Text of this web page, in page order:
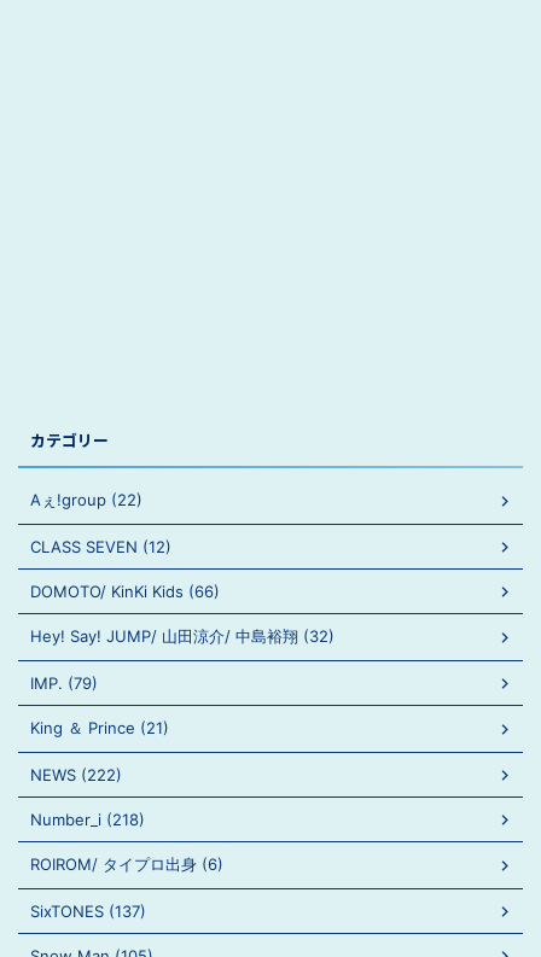
カテゴリー
Aぇ!group (22)
CLASS SEVEN (12)
DOMOTO/ KinKi Kids (66)
Hey! Say! JUMP/ 山田涼介/ 中島裕翔 (32)
IMP. (79)
King ＆ Prince (21)
NEWS (222)
Number_i (218)
ROIROM/ タイプロ出身 (6)
SixTONES (137)